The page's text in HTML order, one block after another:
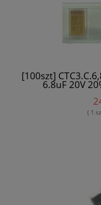
[100szt]
6.8uF 20V
( 1